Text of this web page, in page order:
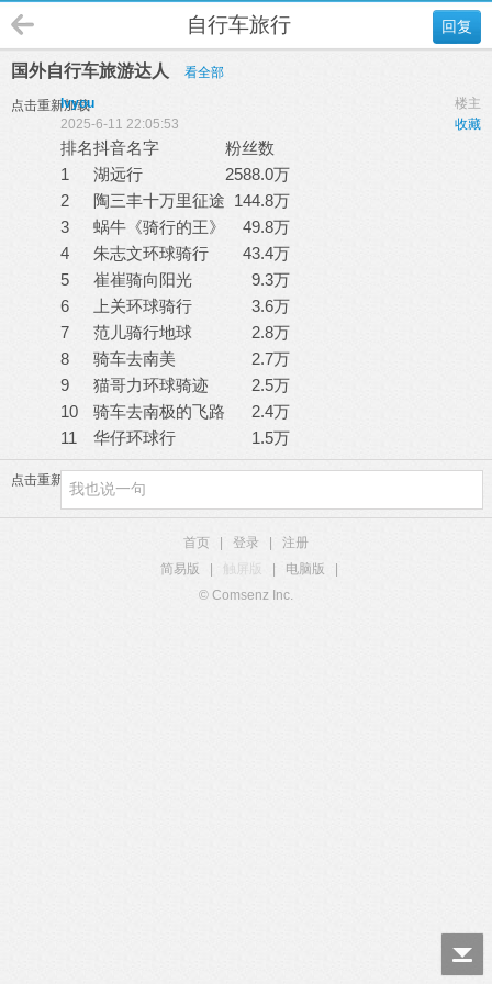
回复
自行车旅行
国外自行车旅游达人 看全部
点击重新加载 楼主
lvyou
收藏
2025-6-11 22:05:53
排名抖音名字
粉丝数
1
湖远行
2588.0万
2
陶三丰十万里征途 144.8万
3
蜗牛《骑行的王》
49.8万
4
朱志文环球骑行
43.4万
5
崔崔骑向阳光
9.3万
6
上关环球骑行
3.6万
7
范儿骑行地球
2.8万
8
骑车去南美
2.7万
9
猫哥力环球骑迹
2.5万
10
骑车去南极的飞路
2.4万
11
华仔环球行 1.5万
点击重新加载
首页 登录
注册
简易版
触屏版 电脑版
© Comsenz Inc.